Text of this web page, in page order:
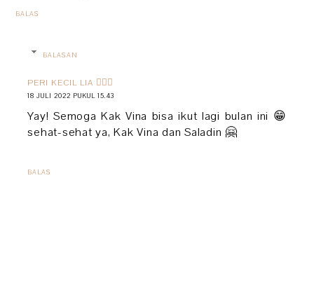
BALAS
BALASAN
PERI KECIL LIA 🧚🏻‍♀️
18 JULI 2022 PUKUL 15.43
Yay! Semoga Kak Vina bisa ikut lagi bulan ini 😁
sehat-sehat ya, Kak Vina dan Saladin 🤗
BALAS